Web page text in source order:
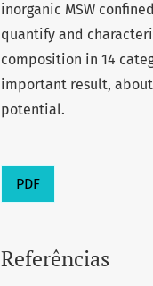
inorganic MSW
quantify and
composition in 14
important result,
potential.
PDF
Referências